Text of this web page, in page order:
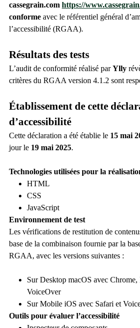
cassegrain.com https://
conforme avec le référentiel général
l’accessibilité (RGAA).
Résultats des tests
L’audit de conformité réalisé parYlly
critères du RGAA version 4.1.2 sont
Établissement de cette
d’accessibilité
Cette déclaration a été établie le 15 mai
jour le 19 mai 2025.
Technologies utilisées pour la
HTML
CSS
JavaScript
Environnement de test
Les vérifications de restitution de
base de la combinaison fournie par la
RGAA, avec les versions suivantes :
Sur Desktop macOS avec
VoiceOver
Sur Mobile iOS avec Safari et
Outils pour évaluer l’accessibilité